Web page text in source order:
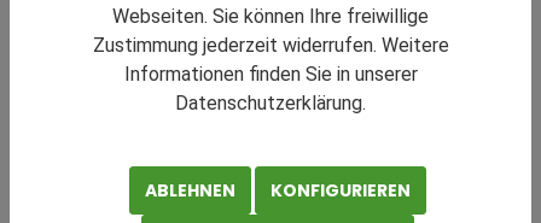
RATGEBER NAVIGATION
0-9
A
Webseiten. Sie können Ihre freiwillige
Zustimmung jederzeit widerrufen. Weitere
Informationen finden Sie in unserer
Datenschutzerklärung.
ABLEHNEN
KONFIGURIEREN